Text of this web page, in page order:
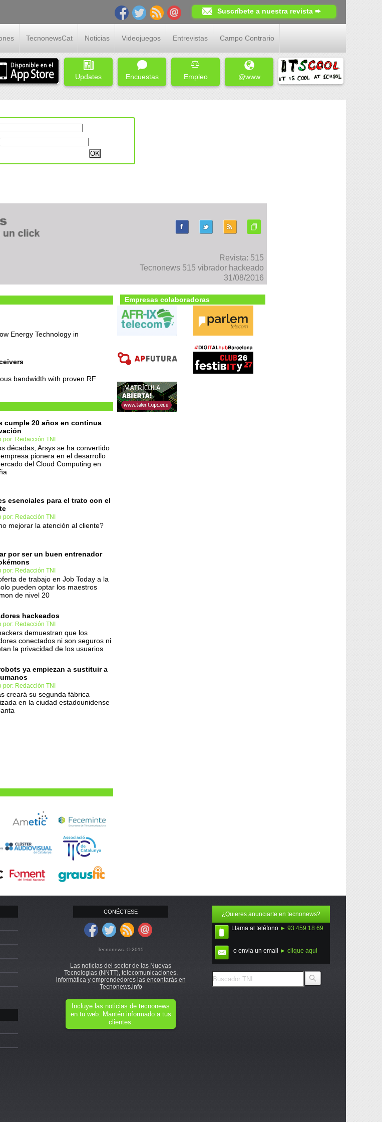
Suscríbete a nuestra revista ➨
TecnonewsCat Noticias Videojuegos Entrevistas Campo Contrario
Updates Encuestas Empleo @www
Revista: 515
Tecnonews 515 vibrador hackeado
31/08/2016
Energy Technology in
bandwidth with proven RF
cumple 20 años en continua
por: Redacción TNI
décadas, Arsys se ha convertido
pionera en el desarrollo
del Cloud Computing en
esenciales para el trato con el
por: Redacción TNI
mejorar la atención al cliente?
por ser un buen entrenador
por: Redacción TNI
de trabajo en Job Today a la
pueden optar los maestros
de nivel 20
hackeados
por: Redacción TNI
demuestran que los
conectados ni son seguros ni
la privacidad de los usuarios
ya empiezan a sustituir a
por: Redacción TNI
creará su segunda fábrica
en la ciudad estadounidense
Empresas colaboradoras
CONÉCTESE
Tecnonews. © 2015
Las notícias del sector de las Nuevas
Tecnologías (NNTT), telecomunicaciones,
informática y emprendedores las encontarás en
Tecnonews.info
Incluye las noticias de tecnonews
en tu web. Mantén informado a tus
clientes.
¿Quieres anunciarte en tecnonews?
Llama al teléfono ► 93 459 18 69
o envia un email ► clique aqui